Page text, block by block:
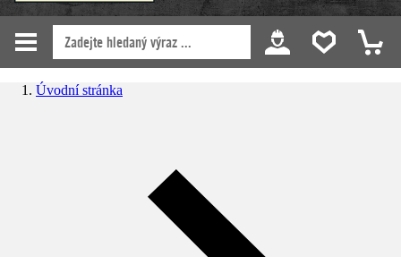
Úvodní stránka